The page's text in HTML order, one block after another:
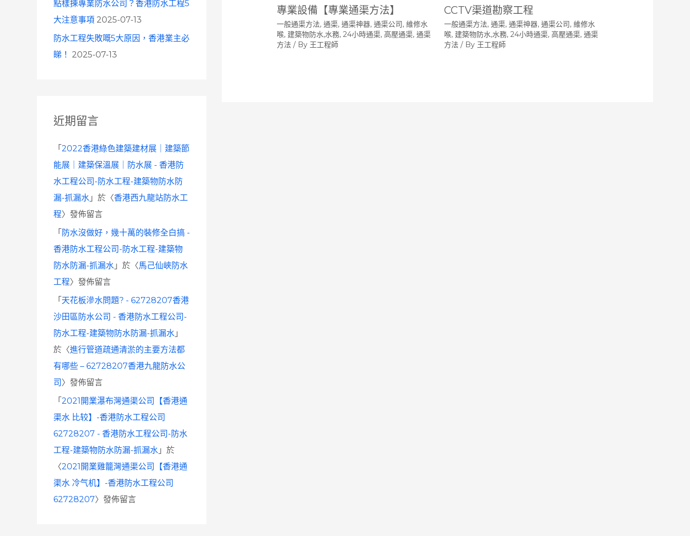
點樣揀專業防水公司？香港防水工程5
大注意事項 2025-07-13
防水工程失敗嘅5大原因，香港業主必
睇！
2025-07-13
近期留言
「 2022香港綠色建築建材展｜建築節
能展｜建築保溫展｜防水展 - 香港防
水工程公司-防水工程-建築物防水防
漏-抓漏水 」於〈香港西九龍站防水工
程〉發佈留言
「 防水沒做好，幾十萬的裝修全白搞 -
香港防水工程公司-防水工程-建築物
防水防漏-抓漏水 」於〈馬己仙峽防水
工程〉發佈留言
「 天花板滲水問題? - 62728207香港
沙田區防水公司 - 香港防水工程公司-
防水工程-建築物防水防漏-抓漏水 」
於〈進行管道疏通清淤的主要方法都
有哪些 – 62728207香港九龍防水公
司 〉發佈留言
「 2021開業瀑布灣通渠公司【香港通
渠水 比较】-香港防水工程公司
62728207 - 香港防水工程公司-防水
工程-建築物防水防漏-抓漏水 」於
〈2021開業雞籠灣通渠公司【香港通
渠水 冷气机】-香港防水工程公司
62728207〉發佈留言
專業設備【專業通渠方法】
一般通渠方法, 通渠, 通渠神器, 通渠公司, 維修水
喉, 建築物防水,水務, 24小時通渠, 高壓通渠, 通渠
方法 / By 王工程師
CCTV渠道勘察工程
一般通渠方法, 通渠, 通渠神器, 通渠公司, 維修水
喉, 建築物防水,水務, 24小時通渠, 高壓通渠, 通渠
方法 / By 王工程師